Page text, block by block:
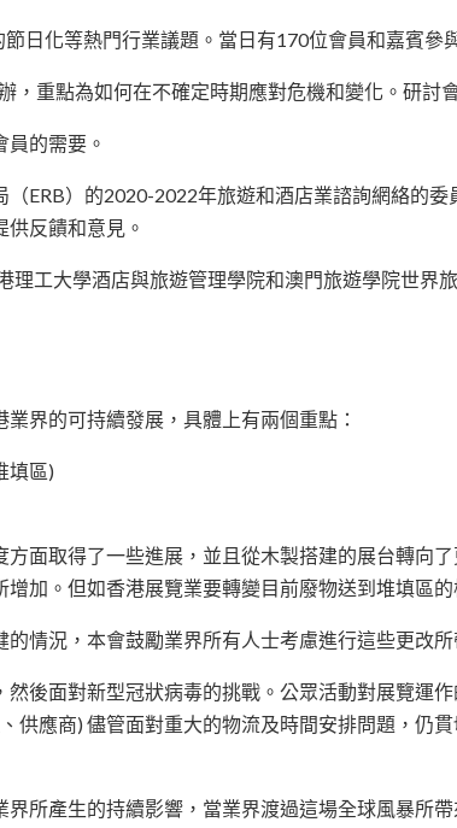
日化等熱門行業議題。當日有170位會員和嘉賓參
，重點為如何在不確定時期應對危機和變化。研討
的需要。
ERB）的2020-2022年旅遊和酒店業諮詢網絡的
反饋和意見。
工大學酒店與旅遊管理學院和澳門旅遊學院世界
界的可持續發展，具體上有兩個重點：
填區)
面取得了一些進展，並且從木製搭建的展台轉向
加。但如香港展覽業要轉變目前廢物送到堆填區
情況，本會鼓勵業界所有人士考慮進行這些更改所
後面對新型冠狀病毒的挑戰。公眾活動對展覽運
供應商) 儘管面對重大的物流及時間安排問題，仍
所產生的持續影響，當業界渡過這場全球風暴所